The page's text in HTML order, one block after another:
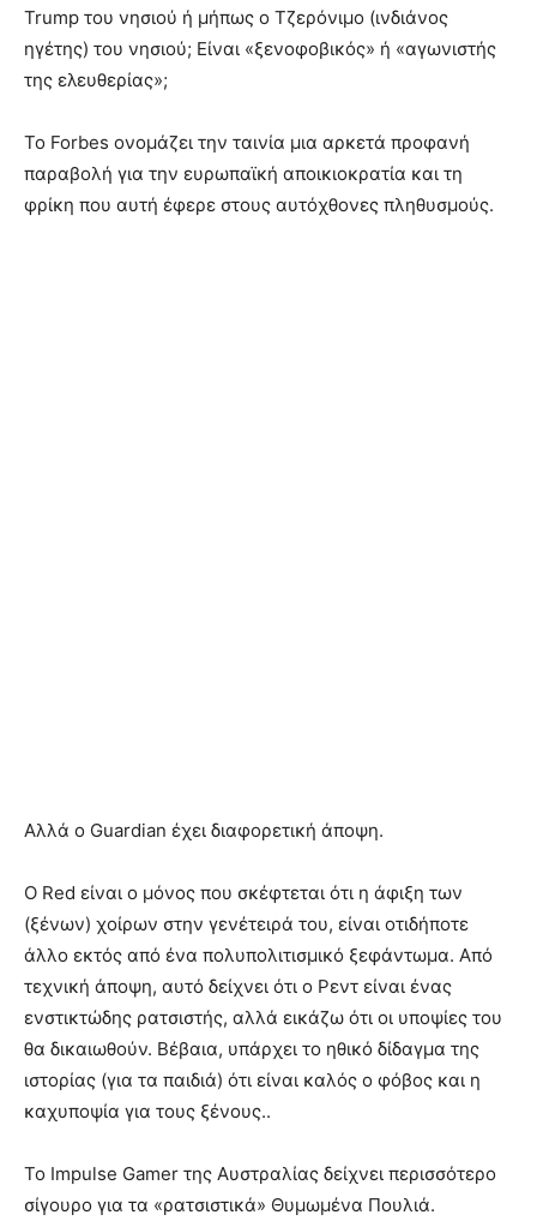
Trump του νησιού ή μήπως ο Τζερόνιμο (ινδιάνος
ηγέτης) του νησιού; Είναι «ξενοφοβικός» ή «αγωνιστής
της ελευθερίας»;
Το Forbes ονομάζει την ταινία μια αρκετά προφανή
παραβολή για την ευρωπαϊκή αποικιοκρατία και τη
φρίκη που αυτή έφερε στους αυτόχθονες πληθυσμούς.
Αλλά ο Guardian έχει διαφορετική άποψη.
Ο Red είναι ο μόνος που σκέφτεται ότι η άφιξη των
(ξένων) χοίρων στην γενέτειρά του, είναι οτιδήποτε
άλλο εκτός από ένα πολυπολιτισμικό ξεφάντωμα. Από
τεχνική άποψη, αυτό δείχνει ότι ο Ρεντ είναι ένας
ενστικτώδης ρατσιστής, αλλά εικάζω ότι οι υποψίες του
θα δικαιωθούν. Βέβαια, υπάρχει το ηθικό δίδαγμα της
ιστορίας (για τα παιδιά) ότι είναι καλός ο φόβος και η
καχυποψία για τους ξένους..
Το Impulse Gamer της Αυστραλίας δείχνει περισσότερο
σίγουρο για τα «ρατσιστικά» Θυμωμένα Πουλιά.